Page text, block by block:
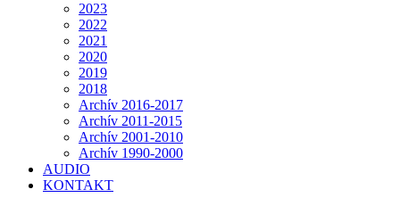
2023
2022
2021
2020
2019
2018
Archív 2016-2017
Archív 2011-2015
Archív 2001-2010
Archív 1990-2000
AUDIO
KONTAKT